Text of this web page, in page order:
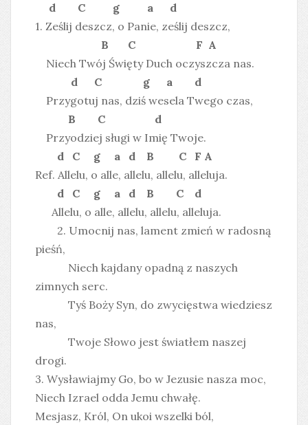
d C g a d
1. Ześlij deszcz, o Panie, ześlij deszcz,
B C F A
Niech Twój Święty Duch oczyszcza nas.
d C g a d
Przygotuj nas, dziś wesela Twego czas,
B C d
Przyodziej sługi w Imię Twoje.
d C g a d B C F A
Ref. Allelu, o alle, allelu, allelu, alleluja.
d C g a d B C d
Allelu, o alle, allelu, allelu, alleluja.
2. Umocnij nas, lament zmień w radosną
pieśń,
Niech kajdany opadną z naszych
zimnych serc.
Tyś Boży Syn, do zwycięstwa wiedziesz
nas,
Twoje Słowo jest światłem naszej
drogi.
3. Wysławiajmy Go, bo w Jezusie nasza moc,
Niech Izrael odda Jemu chwałę.
Mesjasz, Król, On ukoi wszelki ból,